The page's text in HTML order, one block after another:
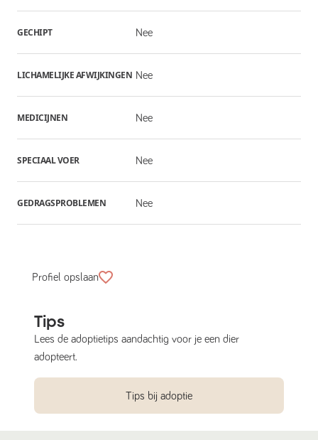
GECHIPT Nee
LICHAMELIJKE AFWIJKINGEN Nee
MEDICIJNEN Nee
SPECIAAL VOER Nee
GEDRAGSPROBLEMEN Nee
Profiel opslaan
Tips
Lees de adoptietips aandachtig voor je een dier
adopteert.
Tips bij adoptie